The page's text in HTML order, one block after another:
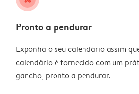
Pronto a pendurar
Exponha o seu calendário assim
calendário é fornecido com um
gancho, pronto a pendurar.